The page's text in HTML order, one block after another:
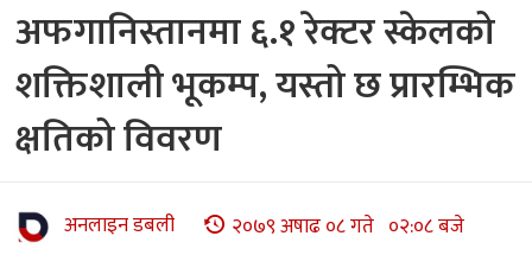
अफगानिस्तानमा ६.१ रेक्टर स्केलको
शक्तिशाली भूकम्प, यस्तो छ प्रारम्भिक
क्षतिको विवरण
अनलाइन डबली २०७९ अषाढ ०८ गते ०२:०८ बजे